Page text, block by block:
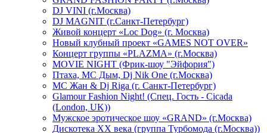
DJ VINI (г.Москва)
DJ MAGNIT (г.Санкт-Петербург)
Живой концерт «Loc Dog» (г. Москва)
Новый клубный проект «GAMES NOT OVER»
Концерт группы «PLAZMA» (г.Москва)
MOVIE NIGHT (Фрик-шоу "Эйфория")
Птаха, МС Дым, Dj Nik One (г.Москва)
МС Жан & Dj Riga (г. Санкт-Петербург)
Glamour Fashion Night! (Спец. Гость - Cicada
(London, UK))
Мужское эротическое шоу «GRAND» (г.Москва)
Дискотека XX века (группа Турбомода (г.Москва))